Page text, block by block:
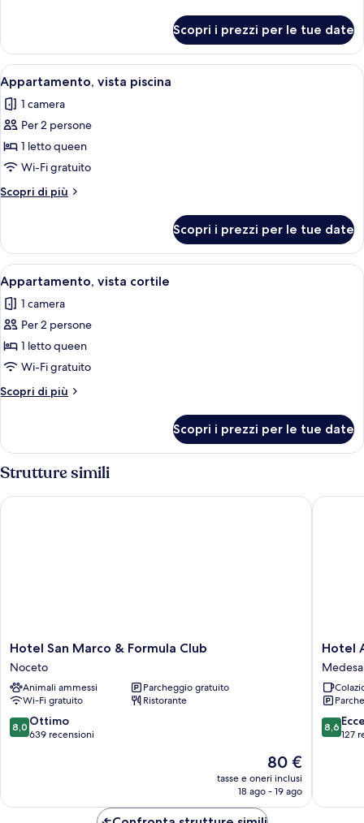
vista
valle
Scopri i prezzi per le tue date
Apri
tutte
le
foto
per
Appartamento,
vista
piscina
Una scala con parete verde,
4
Appartamento, vista piscina
1 camera
Per 2 persone
1 letto queen
Wi-Fi gratuito
Scopri di più
Altri
vista
piscina
Scopri i prezzi per le tue date
Apri
tutte
le
foto
per
Appartamento,
vista
cortile
Una camera da letto con un letto,
5
Appartamento, vista cortile
1 camera
Per 2 persone
1 letto queen
Wi-Fi gratuito
Scopri di più
Altri
vista
cortile
Scopri i prezzi per le tue date
Strutture simili
Hotel
San
Marco
&
Formula
Club
Noceto
Hotel San Marco & Formula Club
Noceto
Animali ammessi
Parcheggio gratuito
Wi-Fi gratuito
Ristorante
8.0
su
8,0 Ottimo
639 recensioni
Il
prezzo
attuale
80 €
80 €
tasse e oneri inclusi
18 ago - 19 ago
Hotel San Marco & Formula Club
Hotel
Ayri
Hotel
8.6
su
8,6
127
Hotel